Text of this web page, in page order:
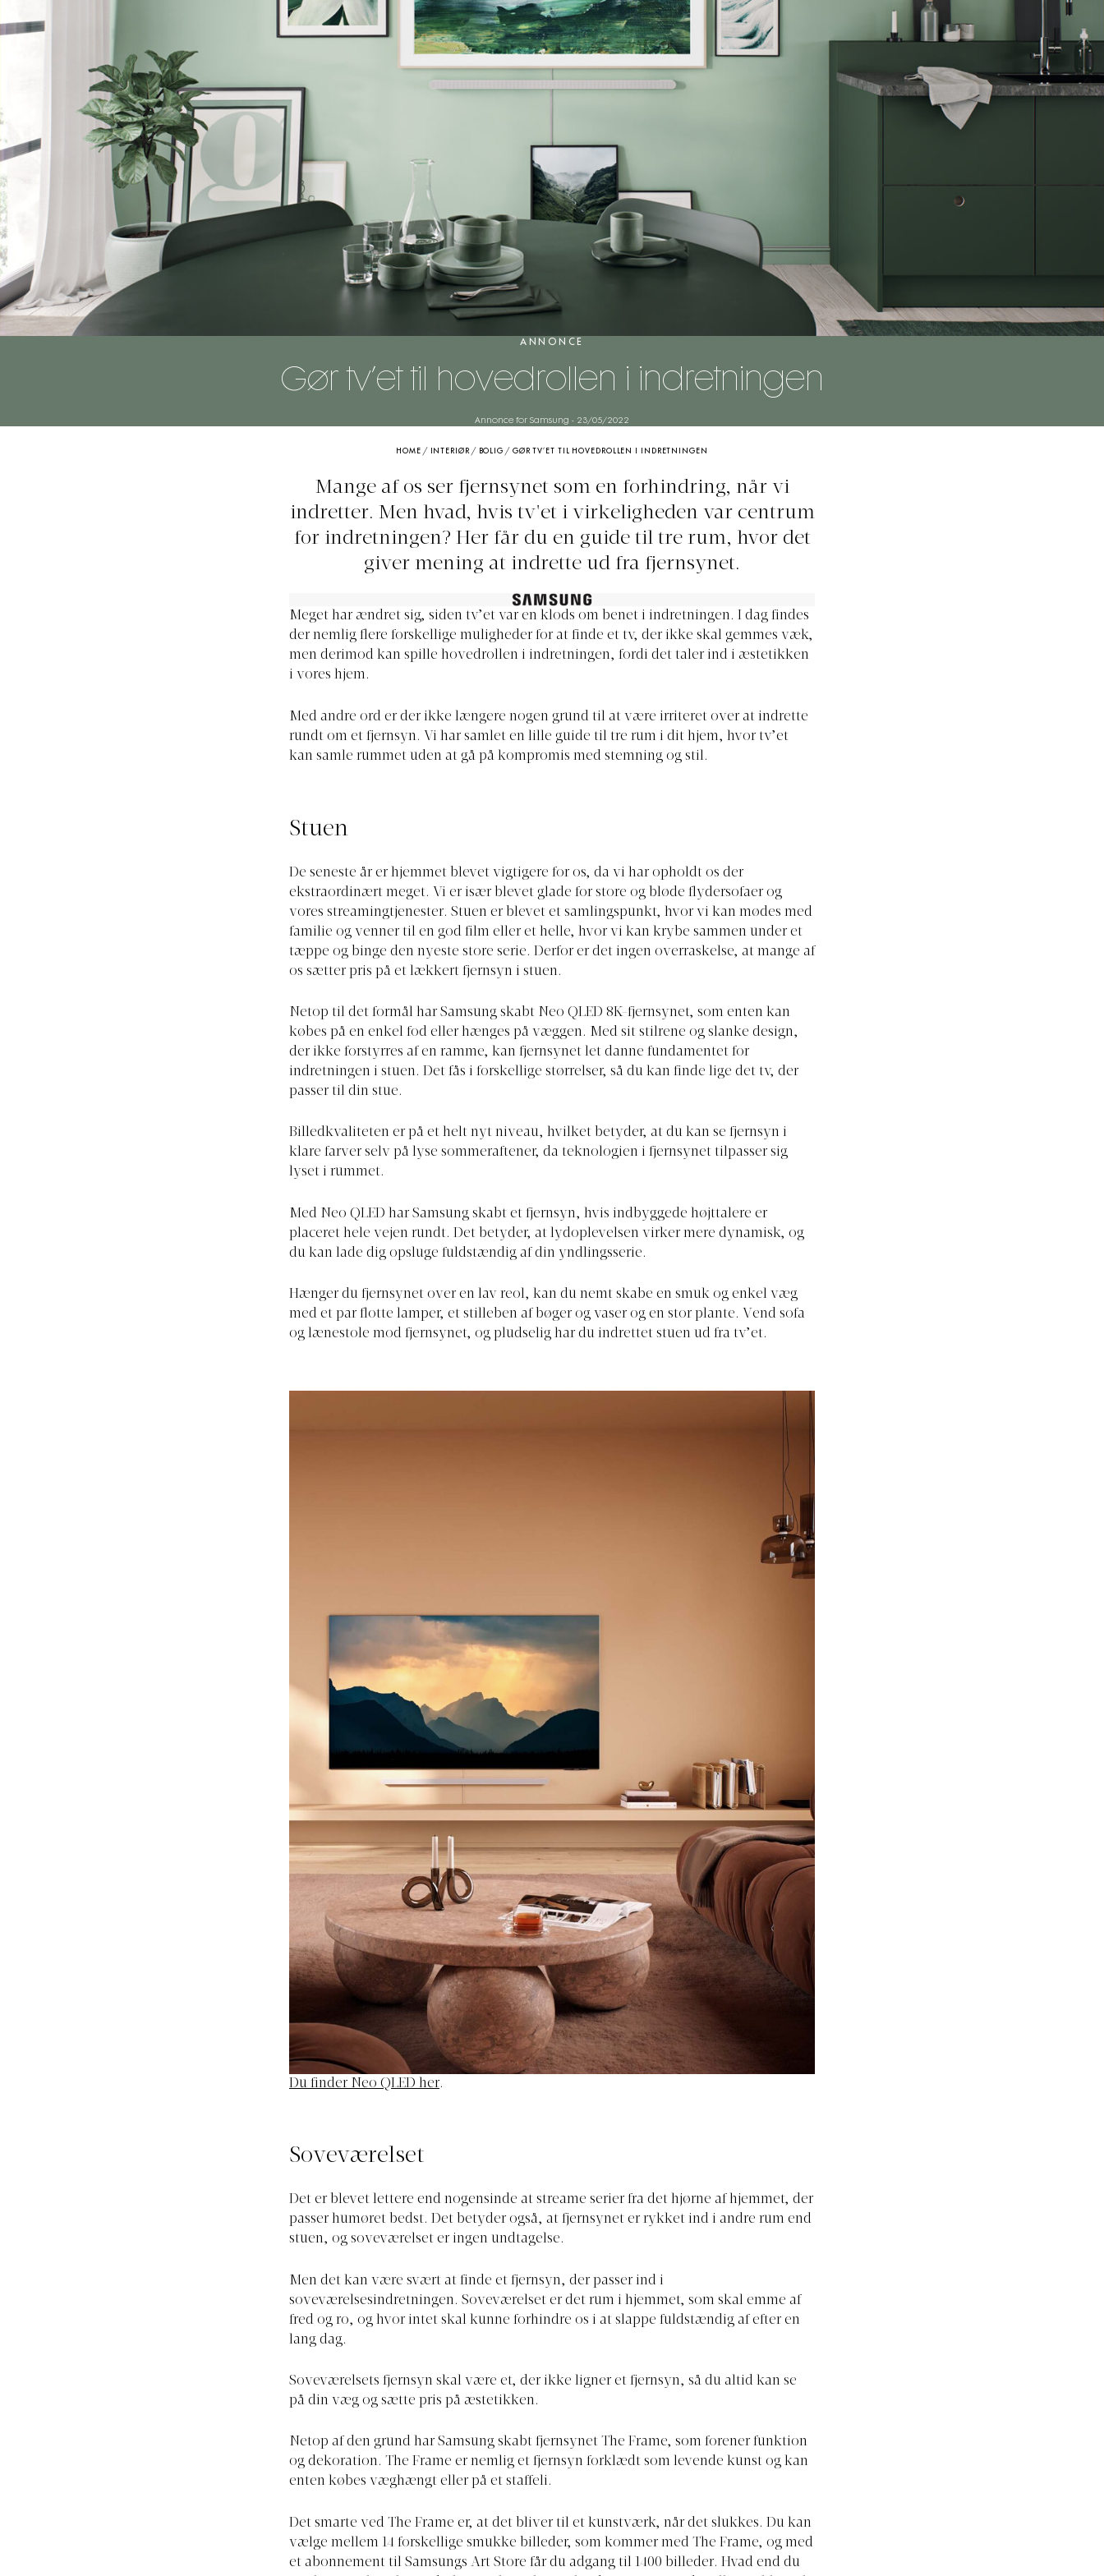
ANNONCE
Gør tv’et til hovedrollen i indretningen
Annonce for Samsung - 23/05/2022
HOME / INTERIØR/ BOLIG / GØR TV’ET TIL HOVEDROLLEN I INDRETNINGEN
Mange af os ser fjernsynet som en forhindring, når vi
indretter. Men hvad, hvis tv'et i virkeligheden var centrum
for indretningen? Her får du en guide til tre rum, hvor det
giver mening at indrette ud fra fjernsynet.
Meget har ændret sig, siden tv’et var en klods om benet i indretningen. I dag findes
der nemlig flere forskellige muligheder for at finde et tv, der ikke skal gemmes væk,
men derimod kan spille hovedrollen i indretningen, fordi det taler ind i æstetikken
i vores hjem.
Med andre ord er der ikke længere nogen grund til at være irriteret over at indrette
rundt om et fjernsyn. Vi har samlet en lille guide til tre rum i dit hjem, hvor tv’et
kan samle rummet uden at gå på kompromis med stemning og stil.
Stuen
De seneste år er hjemmet blevet vigtigere for os, da vi har opholdt os der
ekstraordinært meget. Vi er især blevet glade for store og bløde flydersofaer og
vores streamingtjenester. Stuen er blevet et samlingspunkt, hvor vi kan mødes med
familie og venner til en god film eller et helle, hvor vi kan krybe sammen under et
tæppe og binge den nyeste store serie. Derfor er det ingen overraskelse, at mange af
os sætter pris på et lækkert fjernsyn i stuen.
Netop til det formål har Samsung skabt Neo QLED 8K-fjernsynet, som enten kan
købes på en enkel fod eller hænges på væggen. Med sit stilrene og slanke design,
der ikke forstyrres af en ramme, kan fjernsynet let danne fundamentet for
indretningen i stuen. Det fås i forskellige størrelser, så du kan finde lige det tv, der
passer til din stue.
Billedkvaliteten er på et helt nyt niveau, hvilket betyder, at du kan se fjernsyn i
klare farver selv på lyse sommeraftener, da teknologien i fjernsynet tilpasser sig
lyset i rummet.
Med Neo QLED har Samsung skabt et fjernsyn, hvis indbyggede højttalere er
placeret hele vejen rundt. Det betyder, at lydoplevelsen virker mere dynamisk, og
du kan lade dig opsluge fuldstændig af din yndlingsserie.
Hænger du fjernsynet over en lav reol, kan du nemt skabe en smuk og enkel væg
med et par flotte lamper, et stilleben af bøger og vaser og en stor plante. Vend sofa
og lænestole mod fjernsynet, og pludselig har du indrettet stuen ud fra tv’et.
Du finder Neo QLED her.
Soveværelset
Det er blevet lettere end nogensinde at streame serier fra det hjørne af hjemmet, der
passer humøret bedst. Det betyder også, at fjernsynet er rykket ind i andre rum end
stuen, og soveværelset er ingen undtagelse.
Men det kan være svært at finde et fjernsyn, der passer ind i
soveværelsesindretningen. Soveværelset er det rum i hjemmet, som skal emme af
fred og ro, og hvor intet skal kunne forhindre os i at slappe fuldstændig af efter en
lang dag.
Soveværelsets fjernsyn skal være et, der ikke ligner et fjernsyn, så du altid kan se
på din væg og sætte pris på æstetikken.
Netop af den grund har Samsung skabt fjernsynet The Frame, som forener funktion
og dekoration. The Frame er nemlig et fjernsyn forklædt som levende kunst og kan
enten købes væghængt eller på et staffeli.
Det smarte ved The Frame er, at det bliver til et kunstværk, når det slukkes. Du kan
vælge mellem 14 forskellige smukke billeder, som kommer med The Frame, og med
et abonnement til Samsungs Art Store får du adgang til 1400 billeder. Hvad end du